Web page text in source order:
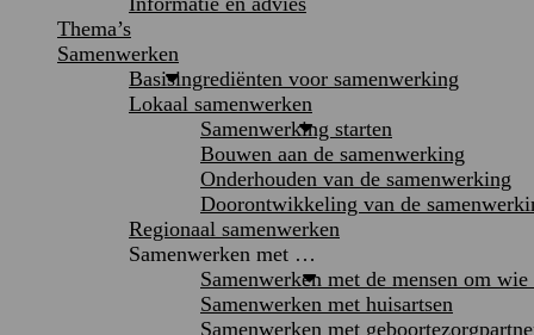
Thema’s
Samenwerken
Basisingrediënten voor samenwerking
Lokaal samenwerken
Samenwerking starten
Bouwen aan de samenwerking
Onderhouden van de samenwerking
Doorontwikkeling van de
Regionaal samenwerken
Samenwerken met …
Samenwerken met de mensen om wie
Samenwerken met huisartsen
Samenwerken met